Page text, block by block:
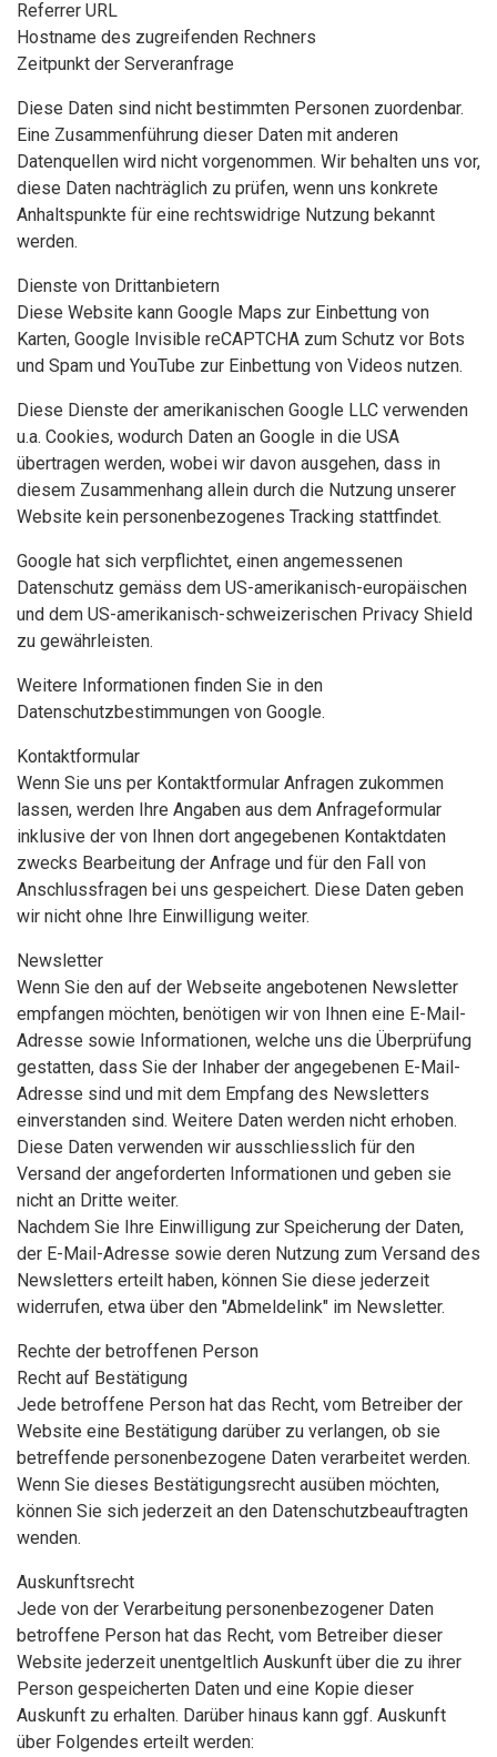
Referrer URL
Hostname des zugreifenden Rechners
Zeitpunkt der Serveranfrage
Diese Daten sind nicht bestimmten Personen zuordenbar.
Eine Zusammenführung dieser Daten mit anderen
Datenquellen wird nicht vorgenommen. Wir behalten uns vor,
diese Daten nachträglich zu prüfen, wenn uns konkrete
Anhaltspunkte für eine rechtswidrige Nutzung bekannt
werden.
Dienste von Drittanbietern
Diese Website kann Google Maps zur Einbettung von
Karten, Google Invisible reCAPTCHA zum Schutz vor Bots
und Spam und YouTube zur Einbettung von Videos nutzen.
Diese Dienste der amerikanischen Google LLC verwenden
u.a. Cookies, wodurch Daten an Google in die USA
übertragen werden, wobei wir davon ausgehen, dass in
diesem Zusammenhang allein durch die Nutzung unserer
Website kein personenbezogenes Tracking stattfindet.
Google hat sich verpflichtet, einen angemessenen
Datenschutz gemäss dem US-amerikanisch-europäischen
und dem US-amerikanisch-schweizerischen Privacy Shield
zu gewährleisten.
Weitere Informationen finden Sie in den
Datenschutzbestimmungen von Google.
Kontaktformular
Wenn Sie uns per Kontaktformular Anfragen zukommen
lassen, werden Ihre Angaben aus dem Anfrageformular
inklusive der von Ihnen dort angegebenen Kontaktdaten
zwecks Bearbeitung der Anfrage und für den Fall von
Anschlussfragen bei uns gespeichert. Diese Daten geben
wir nicht ohne Ihre Einwilligung weiter.
Newsletter
Wenn Sie den auf der Webseite angebotenen Newsletter
empfangen möchten, benötigen wir von Ihnen eine E-Mail-
Adresse sowie Informationen, welche uns die Überprüfung
gestatten, dass Sie der Inhaber der angegebenen E-Mail-
Adresse sind und mit dem Empfang des Newsletters
einverstanden sind. Weitere Daten werden nicht erhoben.
Diese Daten verwenden wir ausschliesslich für den
Versand der angeforderten Informationen und geben sie
nicht an Dritte weiter.
Nachdem Sie Ihre Einwilligung zur Speicherung der Daten,
der E-Mail-Adresse sowie deren Nutzung zum Versand des
Newsletters erteilt haben, können Sie diese jederzeit
widerrufen, etwa über den "Abmeldelink" im Newsletter.
Rechte der betroffenen Person
Recht auf Bestätigung
Jede betroffene Person hat das Recht, vom Betreiber der
Website eine Bestätigung darüber zu verlangen, ob sie
betreffende personenbezogene Daten verarbeitet werden.
Wenn Sie dieses Bestätigungsrecht ausüben möchten,
können Sie sich jederzeit an den Datenschutzbeauftragten
wenden.
Auskunftsrecht
Jede von der Verarbeitung personenbezogener Daten
betroffene Person hat das Recht, vom Betreiber dieser
Website jederzeit unentgeltlich Auskunft über die zu ihrer
Person gespeicherten Daten und eine Kopie dieser
Auskunft zu erhalten. Darüber hinaus kann ggf. Auskunft
über Folgendes erteilt werden: